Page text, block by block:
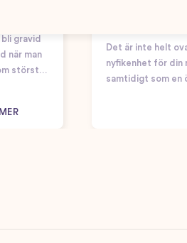
bli gravid
när man
störst
Det är inte helt
nyfikenhet för din
samtidigt som en
förvirring kring hur